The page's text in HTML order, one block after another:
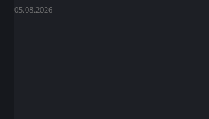
05.08.2026